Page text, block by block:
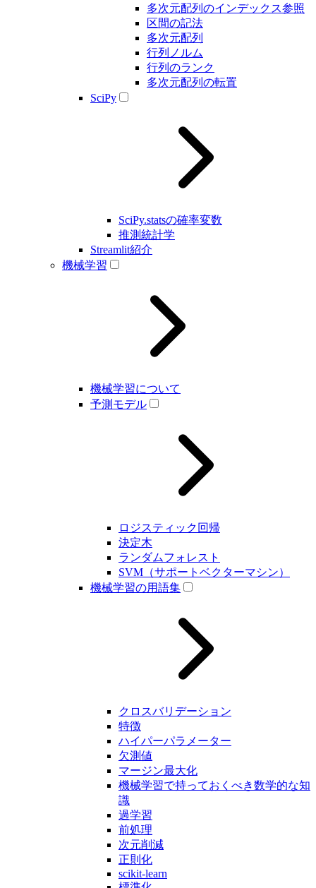
多次元配列のインデックス参照
区間の記法
多次元配列
行列ノルム
行列のランク
多次元配列の転置
SciPy
SciPy.statsの確率変数
推測統計学
Streamlit紹介
機械学習
機械学習について
予測モデル
ロジスティック回帰
決定木
ランダムフォレスト
SVM（サポートベクターマシン）
機械学習の用語集
クロスバリデーション
特徴
ハイパーパラメーター
欠測値
マージン最大化
機械学習で持っておくべき数学的な知
識
過学習
前処理
次元削減
正則化
scikit-learn